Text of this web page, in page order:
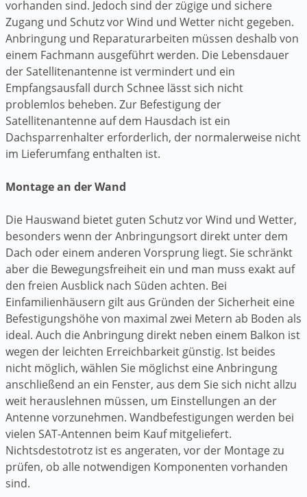
vorhanden sind. Jedoch sind der zügige und sichere
Zugang und Schutz vor Wind und Wetter nicht gegeben.
Anbringung und Reparaturarbeiten müssen deshalb von
einem Fachmann ausgeführt werden. Die Lebensdauer
der Satellitenantenne ist vermindert und ein
Empfangsausfall durch Schnee lässt sich nicht
problemlos beheben. Zur Befestigung der
Satellitenantenne auf dem Hausdach ist ein
Dachsparrenhalter erforderlich, der normalerweise nicht
im Lieferumfang enthalten ist.
Montage an der Wand
Die Hauswand bietet guten Schutz vor Wind und Wetter,
besonders wenn der Anbringungsort direkt unter dem
Dach oder einem anderen Vorsprung liegt. Sie schränkt
aber die Bewegungsfreiheit ein und man muss exakt auf
den freien Ausblick nach Süden achten. Bei
Einfamilienhäusern gilt aus Gründen der Sicherheit eine
Befestigungshöhe von maximal zwei Metern ab Boden als
ideal. Auch die Anbringung direkt neben einem Balkon ist
wegen der leichten Erreichbarkeit günstig. Ist beides
nicht möglich, wählen Sie möglichst eine Anbringung
anschließend an ein Fenster, aus dem Sie sich nicht allzu
weit herauslehnen müssen, um Einstellungen an der
Antenne vorzunehmen. Wandbefestigungen werden bei
vielen SAT-Antennen beim Kauf mitgeliefert.
Nichtsdestotrotz ist es angeraten, vor der Montage zu
prüfen, ob alle notwendigen Komponenten vorhanden
sind.